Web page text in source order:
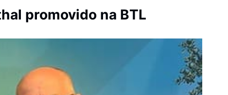
promovido na BTL